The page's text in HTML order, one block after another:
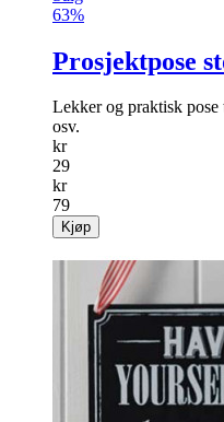
63%
Prosjektpose
Lekker og praktisk pose
osv.
kr
29
kr
79
Kjøp